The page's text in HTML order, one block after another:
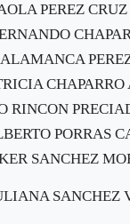
PEREZ CRUZ
RINCON
PORRAS
SANCHEZ
SANCHEZ